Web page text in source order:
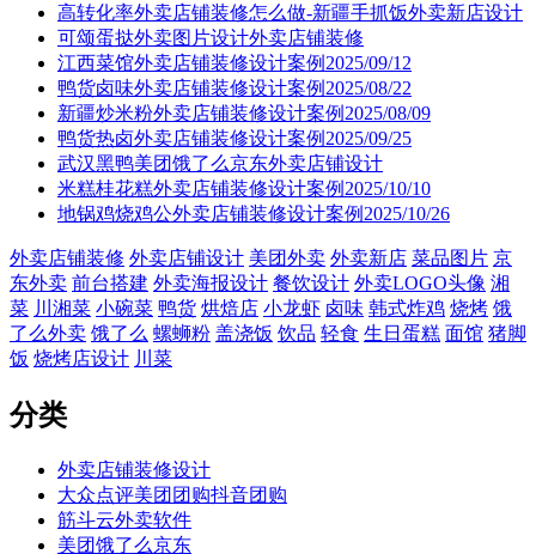
高转化率外卖店铺装修怎么做-新疆手抓饭外卖新店设计
可颂蛋挞外卖图片设计外卖店铺装修
江西菜馆外卖店铺装修设计案例2025/09/12
鸭货卤味外卖店铺装修设计案例2025/08/22
新疆炒米粉外卖店铺装修设计案例2025/08/09
鸭货热卤外卖店铺装修设计案例2025/09/25
武汉黑鸭美团饿了么京东外卖店铺设计
米糕桂花糕外卖店铺装修设计案例2025/10/10
地锅鸡烧鸡公外卖店铺装修设计案例2025/10/26
外卖店铺装修 外卖店铺设计 美团外卖 外卖新店 菜品图片 京
东外卖 前台搭建 外卖海报设计 餐饮设计 外卖LOGO头像 湘
菜 川湘菜 小碗菜 鸭货 烘焙店 小龙虾 卤味 韩式炸鸡 烧烤 饿
了么外卖 饿了么 螺蛳粉 盖浇饭 饮品 轻食 生日蛋糕 面馆 猪脚
饭 烧烤店设计 川菜
分类
外卖店铺装修设计
大众点评美团团购抖音团购
筋斗云外卖软件
美团饿了么京东